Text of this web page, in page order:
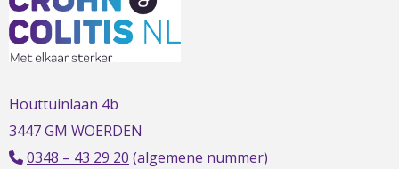
Houttuinlaan 4b
3447 GM WOERDEN
0348 – 43 29 20 (algemene nummer)